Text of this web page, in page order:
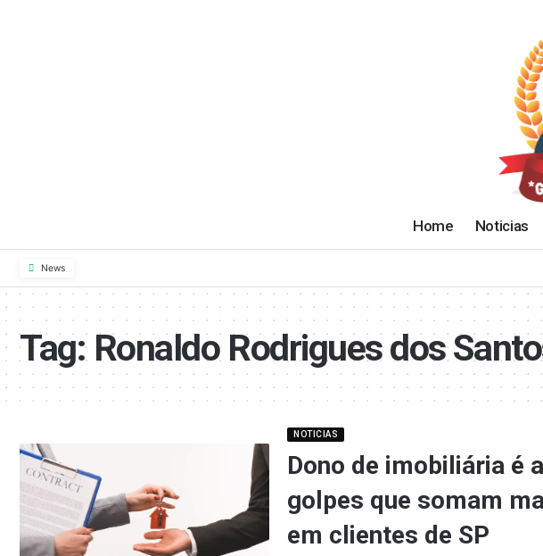
Home Noticias
News
Tag: Ronaldo Rodrigues dos
NOTICIAS
Dono de imobiliária é
golpes que somam
em clientes de SP